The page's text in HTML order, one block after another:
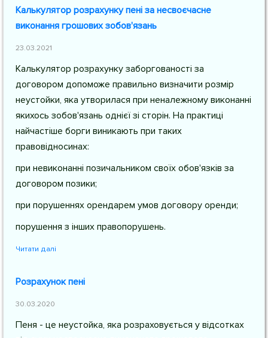
Калькулятор розрахунку пені за несвоєчасне
виконання грошових зобов'язань
23.03.2021
Калькулятор розрахунку заборгованості за
договором допоможе правильно визначити розмір
неустойки, яка утворилася при неналежному виконанні
якихось зобов'язань однієї зі сторін. На практиці
найчастіше борги виникають при таких
правовідносинах:
при невиконанні позичальником своїх обов'язків за
договором позики;
при порушеннях орендарем умов договору оренди;
порушення з інших правопорушень.
Читати далі
Розрахунок пені
30.03.2020
Пеня - це неустойка, яка розраховується у відсотках